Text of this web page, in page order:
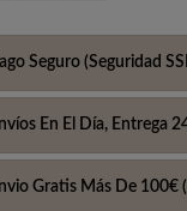
Seguro (Seguridad
En El Día, Entrega
Gratis Más De 100€